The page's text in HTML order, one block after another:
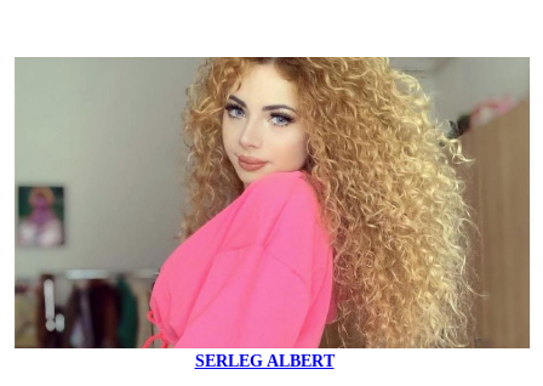
SERLEG ALBERT